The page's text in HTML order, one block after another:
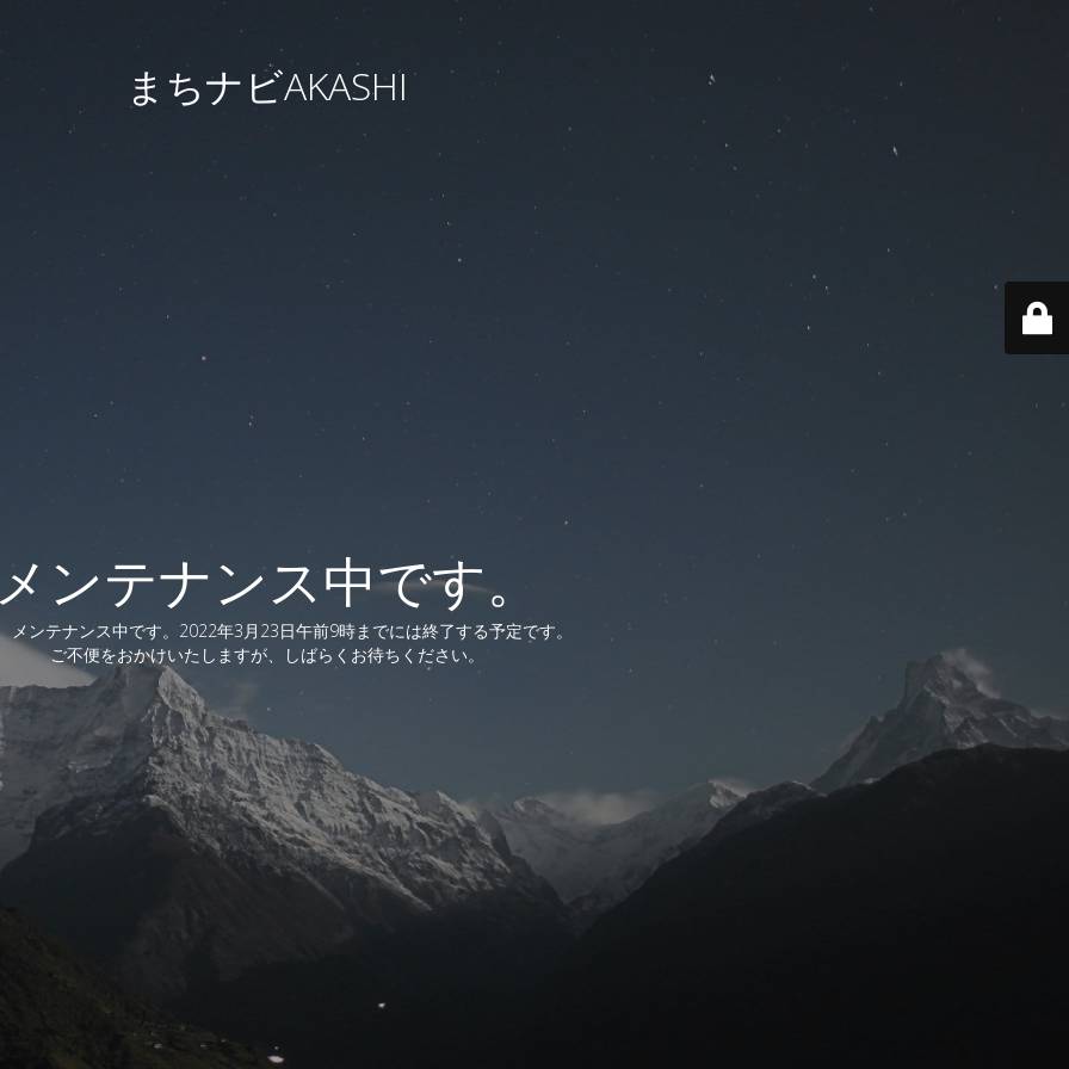
まちナビAKASHI
ンテナンス中です。
メンテナンス中です。2022年3月23日午前9時までには終了する予定です。
ご不便をおかけいたしますが、しばらくお待ちください。